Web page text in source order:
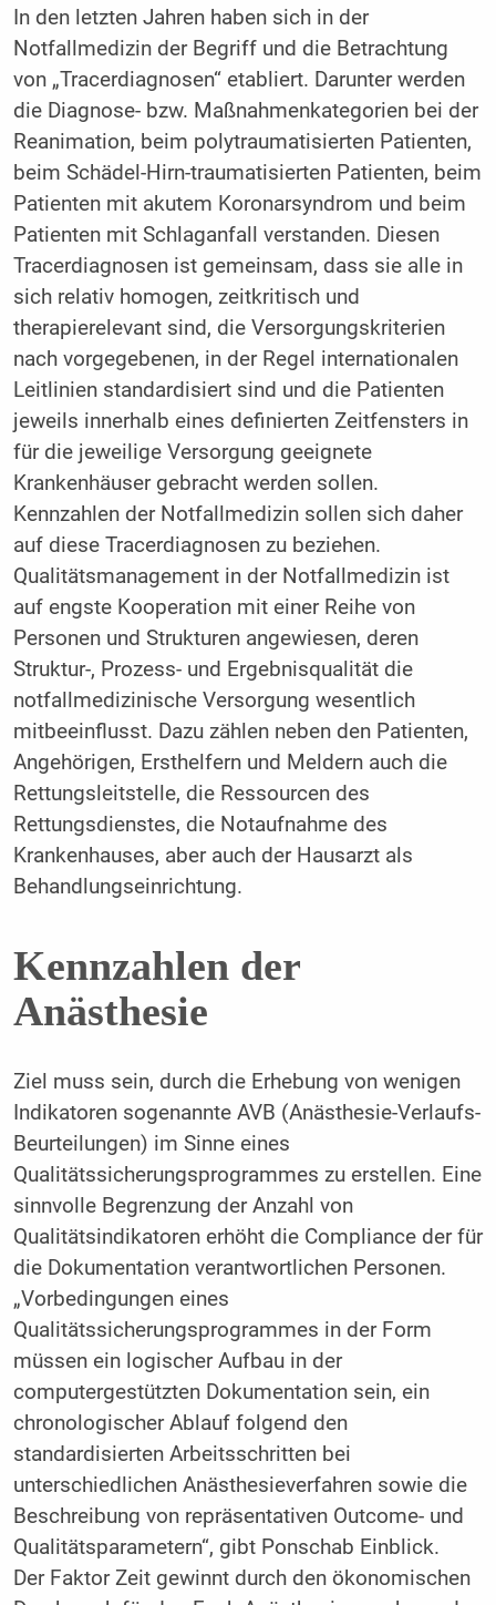
In den letzten Jahren haben sich in der
Notfallmedizin der Begriff und die Betrachtung
von „Tracerdiagnosen“ etabliert. Darunter werden
die Diagnose- bzw. Maßnahmenkategorien bei der
Reanimation, beim polytraumatisierten Patienten,
beim Schädel-Hirn-traumatisierten Patienten, beim
Patienten mit akutem Koronarsyndrom und beim
Patienten mit Schlaganfall verstanden. Diesen
Tracerdiagnosen ist gemeinsam, dass sie alle in
sich relativ homogen, zeitkritisch und
therapierelevant sind, die Versorgungskriterien
nach vorgegebenen, in der Regel internationalen
Leitlinien standardisiert sind und die Patienten
jeweils innerhalb eines definierten Zeitfensters in
für die jeweilige Versorgung geeignete
Krankenhäuser gebracht werden sollen.
Kennzahlen der Notfallmedizin sollen sich daher
auf diese Tracerdiagnosen zu beziehen.
Qualitätsmanagement in der Notfallmedizin ist
auf engste Kooperation mit einer Reihe von
Personen und Strukturen angewiesen, deren
Struktur-, Prozess- und Ergebnisqualität die
notfallmedizinische Versorgung wesentlich
mitbeeinflusst. Dazu zählen neben den Patienten,
Angehörigen, Ersthelfern und Meldern auch die
Rettungsleitstelle, die Ressourcen des
Rettungsdienstes, die Notaufnahme des
Krankenhauses, aber auch der Hausarzt als
Behandlungseinrichtung.
Kennzahlen der
Anästhesie
Ziel muss sein, durch die Erhebung von wenigen
Indikatoren sogenannte AVB (Anästhesie-Verlaufs-
Beurteilungen) im Sinne eines
Qualitätssicherungsprogrammes zu erstellen. Eine
sinnvolle Begrenzung der Anzahl von
Qualitätsindikatoren erhöht die Compliance der für
die Dokumentation verantwortlichen Personen.
„Vorbedingungen eines
Qualitätssicherungsprogrammes in der Form
müssen ein logischer Aufbau in der
computergestützten Dokumentation sein, ein
chronologischer Ablauf folgend den
standardisierten Arbeitsschritten bei
unterschiedlichen Anästhesieverfahren sowie die
Beschreibung von repräsentativen Outcome- und
Qualitätsparametern“, gibt Ponschab Einblick.
Der Faktor Zeit gewinnt durch den ökonomischen